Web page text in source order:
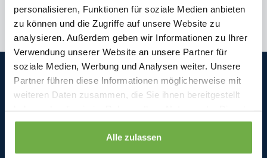
personalisieren, Funktionen für soziale Medien anbieten
zu können und die Zugriffe auf unsere Website zu
analysieren. Außerdem geben wir Informationen zu Ihrer
Verwendung unserer Website an unsere Partner für
soziale Medien, Werbung und Analysen weiter. Unsere
Partner führen diese Informationen möglicherweise mit
weiteren Daten zusammen, die Sie ihnen bereitgestellt
gesammelt haben.
Alle zulassen
Bwareshop.de
Wir sind an Werktagen (Mo. bis Fr.) unter folgender E-Mail
Deutschland (keine Rücksendeadresse)
+31 850519680